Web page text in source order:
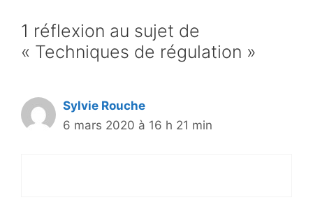
1 réflexion au sujet de
« Techniques de régulation »
Sylvie Rouche
6 mars 2020 à 16 h 21 min